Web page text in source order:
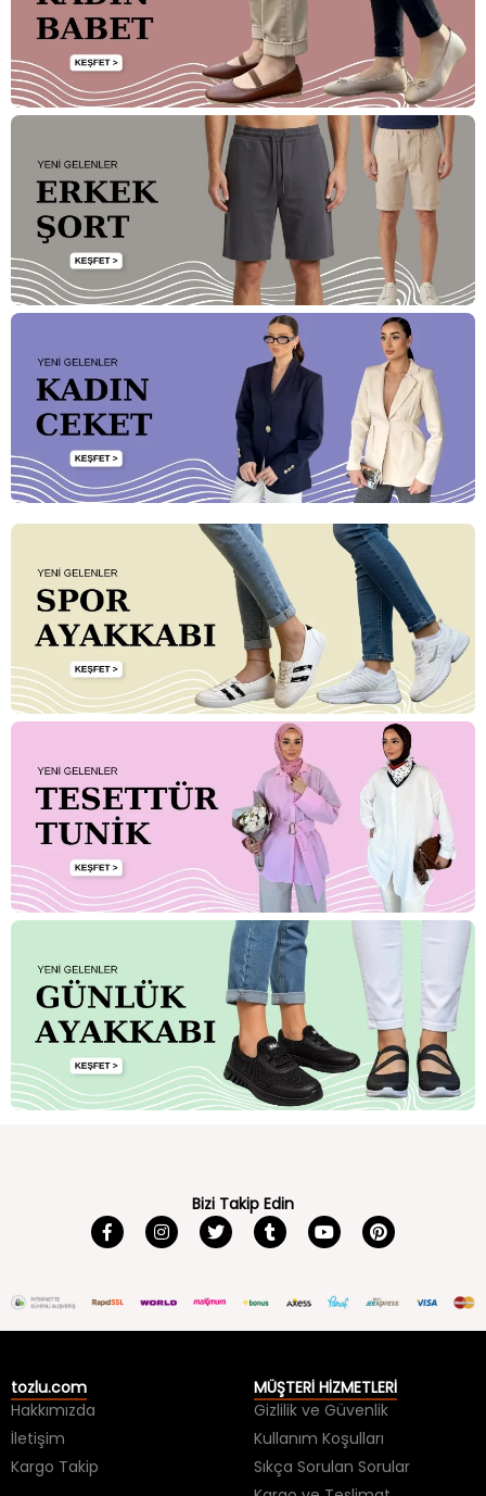
Bizi Takip Edin
tozlu.com
Hakkımızda
İletişim
Kargo Takip
MÜŞTERİ HİZMETLERİ
Gizlilik ve Güvenlik
Kullanım Koşulları
Sıkça Sorulan Sorular